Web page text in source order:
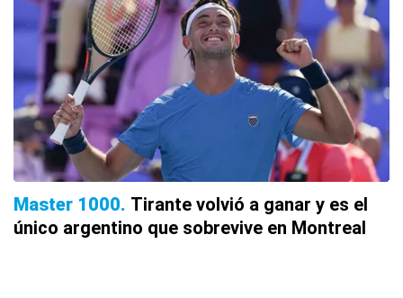
Master 1000 Tirante volvió a ganar y es el
único argentino que sobrevive en Montreal